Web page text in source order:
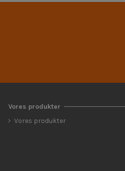
Vores produkter
Vores produkter